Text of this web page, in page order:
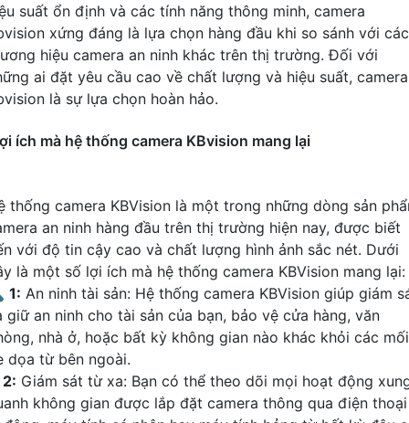
suất ổn định và các tính năng thông minh, camera
xứng đáng là lựa chọn hàng đầu khi so sánh với các
hiệu camera an ninh khác trên thị trường. Đối với
ai đặt yêu cầu cao về chất lượng và hiệu suất, camera
là sự lựa chọn hoàn hảo.
ích mà hệ thống camera KBvision mang lại
thống camera KBVision là một trong những dòng sản
an ninh hàng đầu trên thị trường hiện nay, được biết
với độ tin cậy cao và chất lượng hình ảnh sắc nét. Dưới
là một số lợi ích mà hệ thống camera KBVision mang lại:
1: An ninh tài sản: Hệ thống camera KBVision giúp giám
giữ an ninh cho tài sản của bạn, bảo vệ cửa hàng, văn
nhà ở, hoặc bất kỳ không gian nào khác khỏi các mối
dọa từ bên ngoài.
2: Giám sát từ xa: Bạn có thể theo dõi mọi hoạt động
không gian được lắp đặt camera thông qua điện thoại